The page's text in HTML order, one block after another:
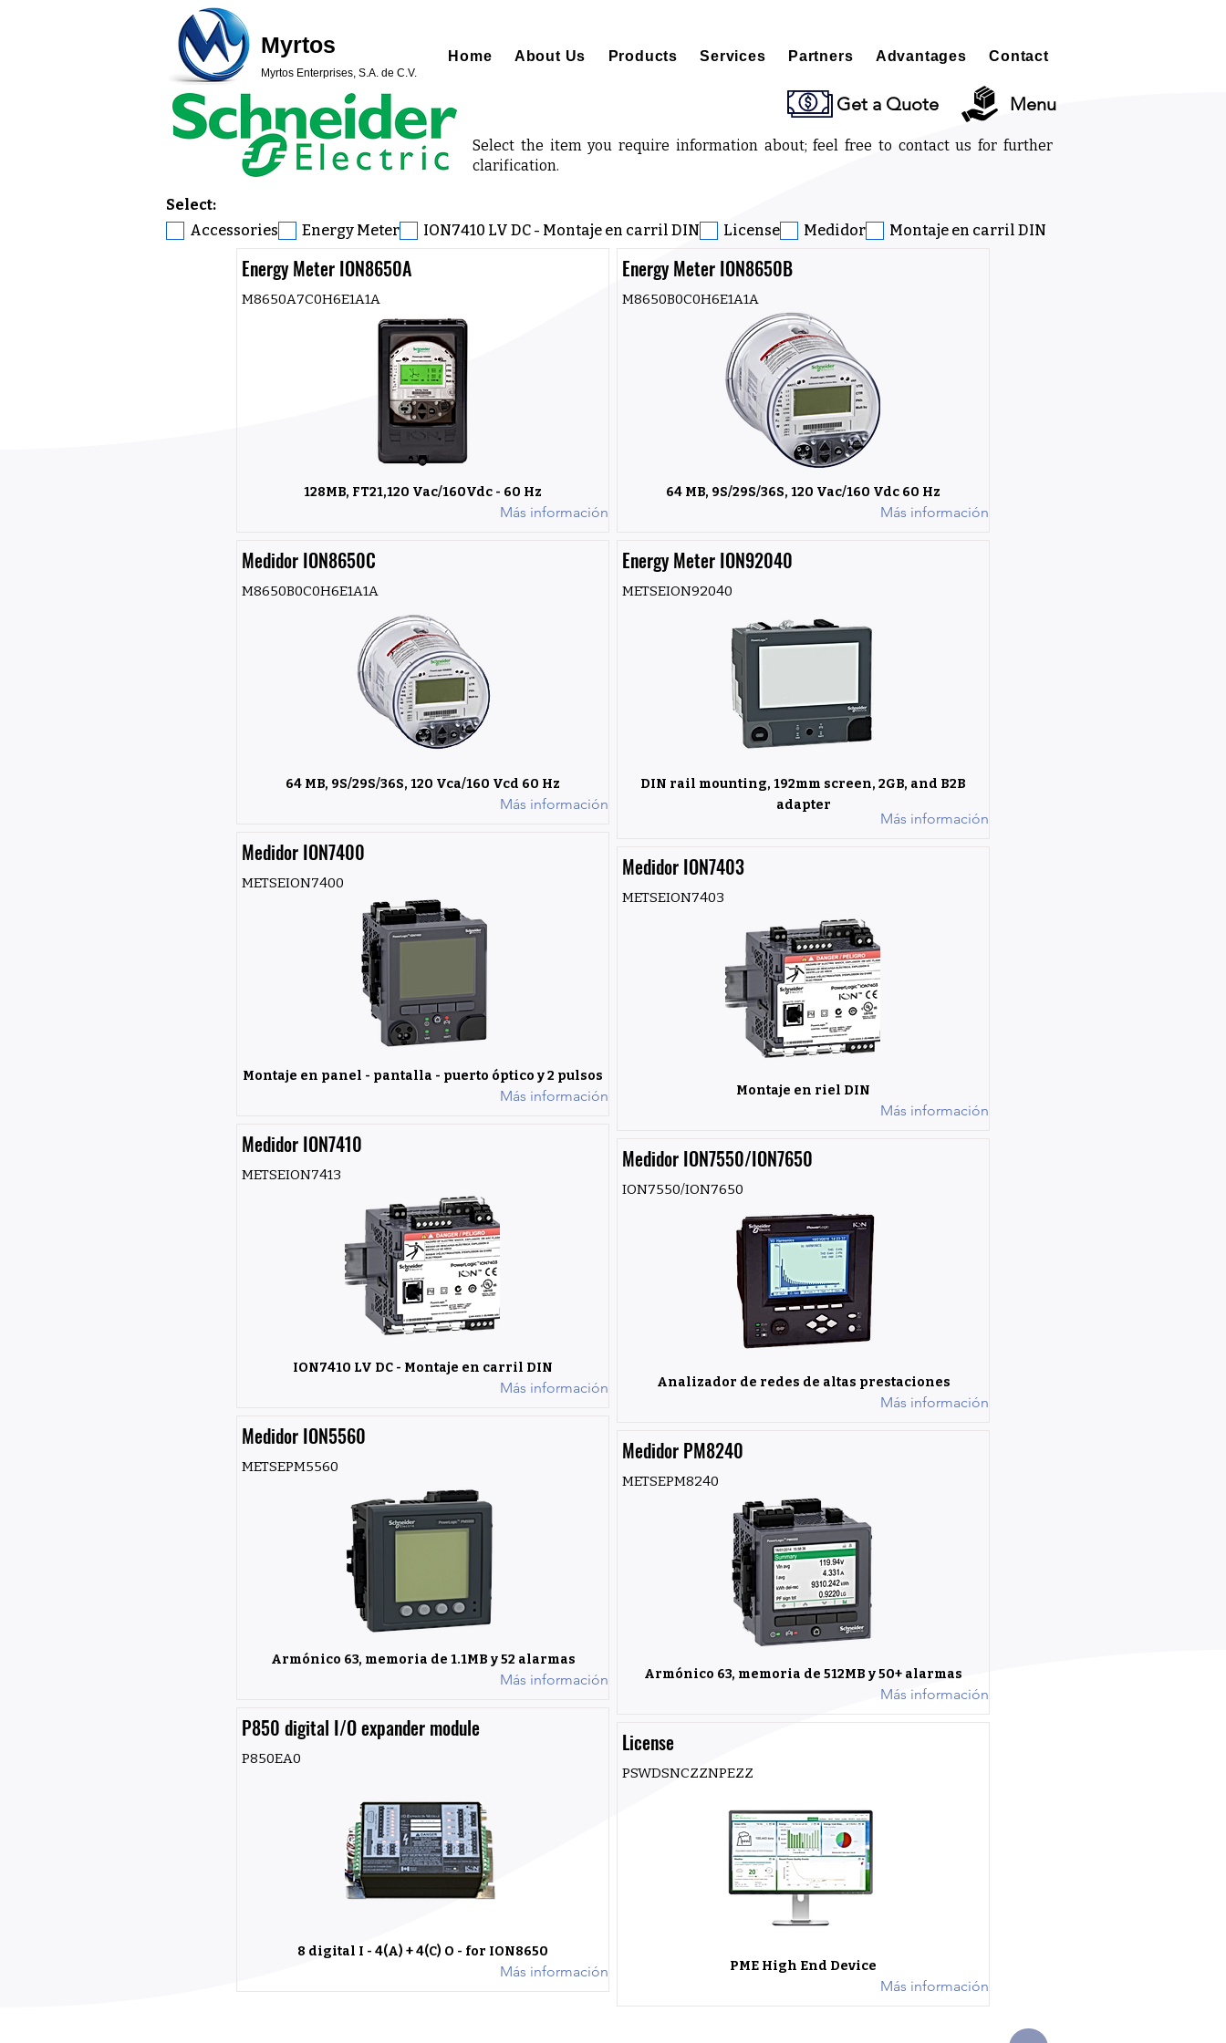
Myrtos
Myrtos Enterprises, S.A. de C.V.
Home About Us Products Services Partners Advantages Contact
Get a Quote Menu
Select the item you require information about; feel free to contact us for further
clarification.
Select:
Accessories
Energy Meter ION7410 LV DC - Montaje en carril DIN License Medidor Montaje en carril DIN
Energy Meter ION8650A
M8650A7C0H6E1A1A
128MB, FT21,120 Vac/160Vdc - 60 Hz
Más información
Medidor ION8650C
M8650B0C0H6E1A1A
64 MB, 9S/29S/36S, 120 Vca/160 Vcd 60 Hz
Más información
Medidor ION7400
METSEION7400
Montaje en panel - pantalla - puerto óptico y 2 pulsos
Más información
Medidor ION7410
METSEION7413
ION7410 LV DC - Montaje en carril DIN
Más información
Medidor ION5560
METSEPM5560
Armónico 63, memoria de 1.1MB y 52 alarmas
Más información
P850 digital I/O expander module
P850EA0
8 digital I - 4(A) + 4(C) O - for ION8650
Más información
Energy Meter ION8650B
M8650B0C0H6E1A1A
64 MB, 9S/29S/36S, 120 Vac/160 Vdc 60 Hz
Más información
Energy Meter ION92040
METSEION92040
DIN rail mounting, 192mm screen, 2GB, and B2B
adapter
Más información
Medidor ION7403
METSEION7403
Montaje en riel DIN
Más información
Medidor ION7550/ION7650
ION7550/ION7650
Analizador de redes de altas prestaciones
Más información
Medidor PM8240
METSEPM8240
Armónico 63, memoria de 512MB y 50+ alarmas
Más información
License
PSWDSNCZZNPEZZ
PME High End Device
Más información